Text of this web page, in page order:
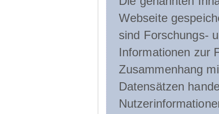
Webseite
sind Forschungs-
Informationen zur
Zusammenhang
Datensätzen